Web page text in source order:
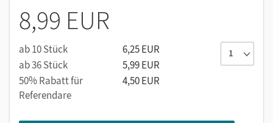
8,99 EUR
ab 10 Stück
6,25 EUR
ab 36 Stück
5,99 EUR
50% Rabatt für
Referendare
4,50 EUR